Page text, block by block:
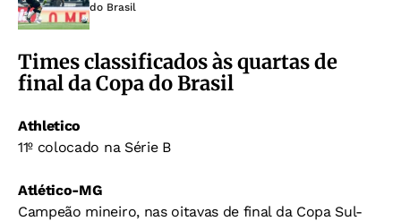
do Brasil
Times classificados às quartas de
final da Copa do Brasil
Athletico
11º colocado na Série B
Atlético-MG
Campeão mineiro, nas oitavas de final da Copa Sul-